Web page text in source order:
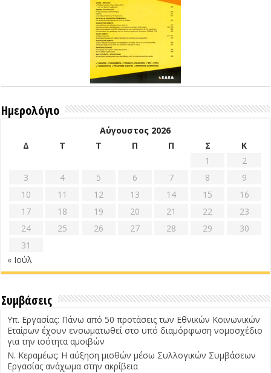
Ημερολόγιο
Αύγουστος 2026
Δ
Τ Τ Π Π Σ
Κ
1
2
3
4 5 6 7 8
9
10
11 12 13 14 15
16
17
18 19 20 21 22
23
24
25 26 27 28 29
30
31
« Ιούλ
Συμβάσεις
Υπ. Εργασίας: Πάνω από 50 προτάσεις των Εθνικών Κοινωνικών
Εταίρων έχουν ενσωματωθεί στο υπό διαμόρφωση νομοσχέδιο
για την ισότητα αμοιβών
Ν. Κεραμέως: Η αύξηση μισθών μέσω Συλλογικών Συμβάσεων
Εργασίας ανάχωμα στην ακρίβεια